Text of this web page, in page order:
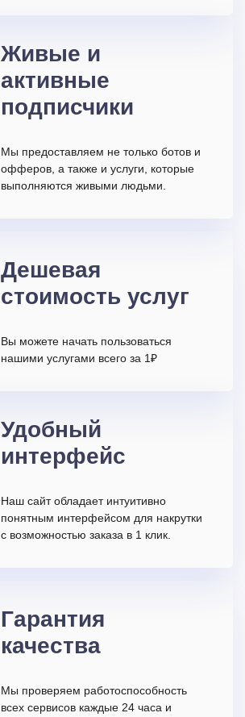
Живые и
активные
подписчики
Мы предоставляем не только ботов и
офферов, а также и услуги, которые
выполняются живыми людьми.
Дешевая
стоимость услуг
Вы можете начать пользоваться
нашими услугами всего за 1₽
Удобный
интерфейс
Наш сайт обладает интуитивно
понятным интерфейсом для накрутки
с возможностью заказа в 1 клик.
Гарантия
качества
Мы проверяем работоспособность
всех сервисов каждые 24 часа и